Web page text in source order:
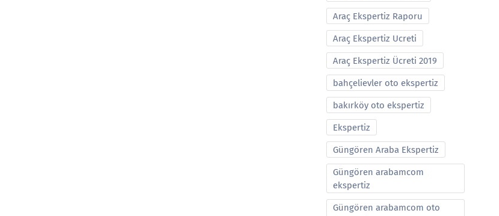
Araç Ekspertiz Raporu
Araç Ekspertiz Ucreti
Araç Ekspertiz Ücreti 2019
bahçelievler oto ekspertiz
bakırköy oto ekspertiz
Ekspertiz
Güngören Araba Ekspertiz
Güngören arabamcom
ekspertiz
Güngören arabamcom oto